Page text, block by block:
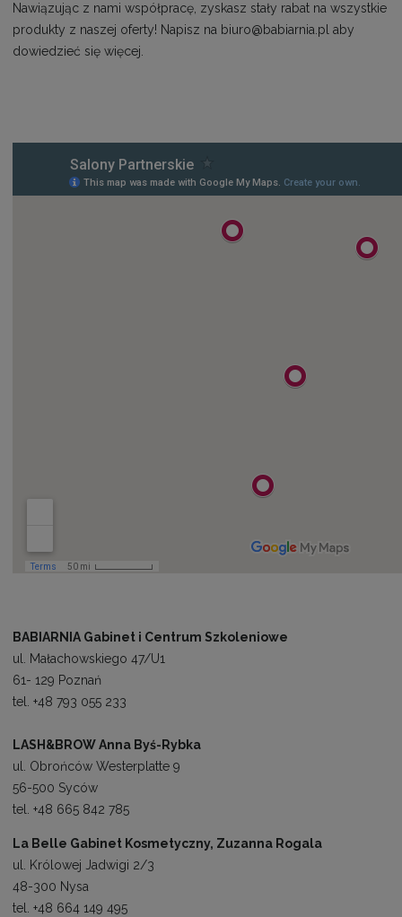
Nawiązując z nami współpracę, zyskasz stały rabat na wszystkie
produkty z naszej oferty! Napisz na biuro@babiarnia.pl aby
dowiedzieć się więcej.
BABIARNIA Gabinet i Centrum Szkoleniowe
ul. Małachowskiego 47/U1
61- 129 Poznań
tel. +48 793 055 233
LASH&BROW Anna Byś-Rybka
ul. Obrońców Westerplatte 9
56-500 Syców
tel. +48 665 842 785
La Belle Gabinet Kosmetyczny, Zuzanna Rogala
ul. Królowej Jadwigi 2/3
48-300 Nysa
tel. +48 664 149 495